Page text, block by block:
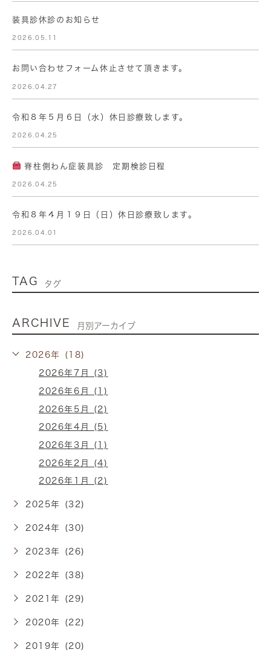
装具診休診のお知らせ
2026.05.11
お問い合わせフォーム休止させて頂きます。
2026.04.27
令和８年５月６日（水）休日診療致します。
2026.04.25
脊柱側わん症装具診 定期検診日程
2026.04.25
令和８年４月１９日（日）休日診療致します。
2026.04.01
TAG タグ
ARCHIVE 月別アーカイブ
2026年 (18)
2026年7月 (3)
2026年6月 (1)
2026年5月 (2)
2026年4月 (5)
2026年3月 (1)
2026年2月 (4)
2026年1月 (2)
2025年 (32)
2024年 (30)
2023年 (26)
2022年 (38)
2021年 (29)
2020年 (22)
2019年 (20)